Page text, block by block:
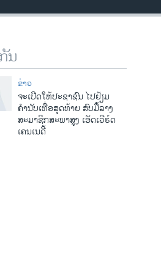
ນ
ຂ່າວ
ຈະເປີດໃຫ້ປະຊາຊົນ ໄປຢ້ຽມ
ຄຳນັບເທື່ອສຸດທ້າຍ ສົບມື້ລາງ
ສະມາຊິກສະພາສູງ ເອັດເວີຣ໌ດ
ເຄນເນດີ້